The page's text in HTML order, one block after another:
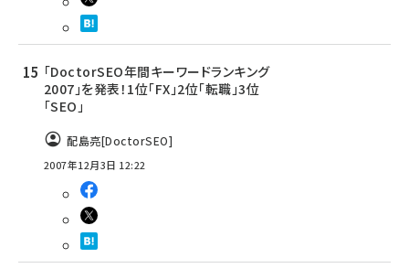
「DoctorSEO年間キーワードランキング
2007」を発表！1位「FX」2位「転職」3位
「SEO」
配島亮[DoctorSEO]
2007年12月3日 12:22